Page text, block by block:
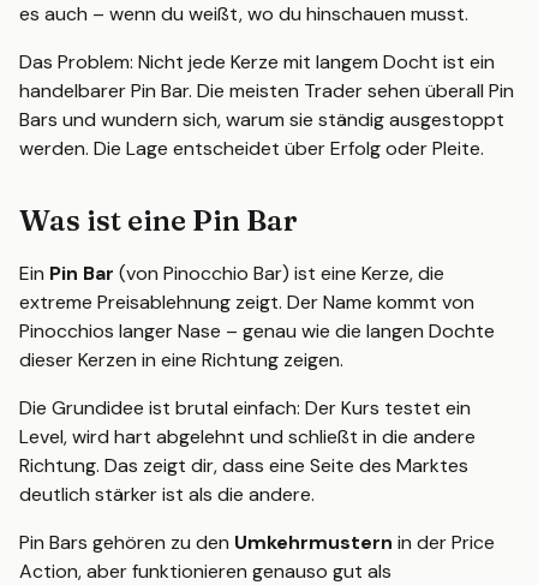
es auch – wenn du weißt, wo du hinschauen musst.
Das Problem: Nicht jede Kerze mit langem Docht ist ein
handelbarer Pin Bar. Die meisten Trader sehen überall Pin
Bars und wundern sich, warum sie ständig ausgestoppt
werden. Die Lage entscheidet über Erfolg oder Pleite.
Was ist eine Pin Bar
Ein Pin Bar (von Pinocchio Bar) ist eine Kerze, die
extreme Preisablehnung zeigt. Der Name kommt von
Pinocchios langer Nase – genau wie die langen Dochte
dieser Kerzen in eine Richtung zeigen.
Die Grundidee ist brutal einfach: Der Kurs testet ein
Level, wird hart abgelehnt und schließt in die andere
Richtung. Das zeigt dir, dass eine Seite des Marktes
deutlich stärker ist als die andere.
Pin Bars gehören zu den Umkehrmustern in der Price
Action, aber funktionieren genauso gut als